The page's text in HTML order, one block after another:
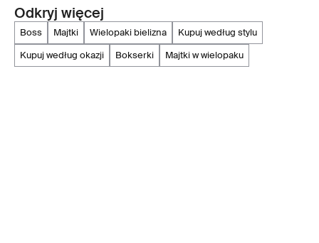
Odkryj więcej
boss majtki wielopaki bielizna
kupuj według stylu
kupuj według okazji
bokserki majtki w wielopaku